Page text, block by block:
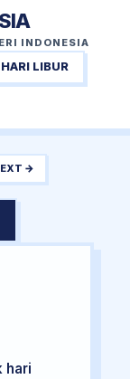
INDONESIA
HARI LIBUR
→
hari